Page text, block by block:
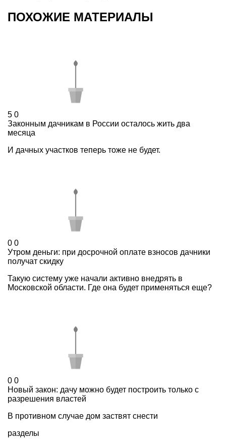
ПОХОЖИЕ МАТЕРИАЛЫ
5 0
Законным дачникам в России осталось жить два
месяца
И дачных участков теперь тоже не будет.
0 0
Утром деньги: при досрочной оплате взносов дачники
получат скидку
Такую систему уже начали активно внедрять в
Московской области. Где она будет применяться еще?
0 0
Новый закон: дачу можно будет построить только с
разрешения властей
В противном случае дом заствят снести
разделы